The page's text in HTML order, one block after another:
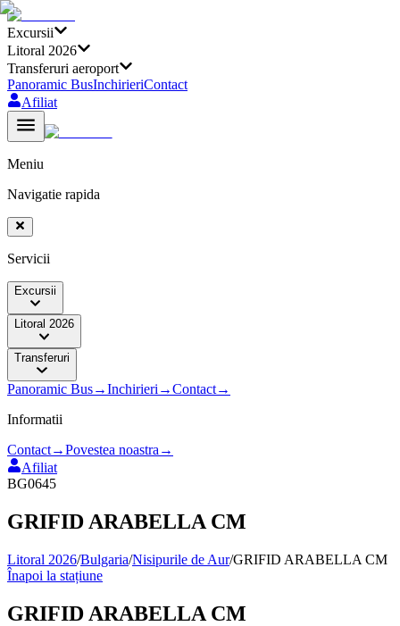
Excursii
Litoral 2026
Transferuri aeroport
Panoramic BusInchirieriContact
Afiliat
Meniu
Navigatie rapida
Servicii
Excursii
Litoral 2026
Transferuri
Panoramic Bus→Inchirieri →Contact→
Informatii
Contact→Povestea noastra →
Afiliat
BG0645
GRIFID ARABELLA CM
Litoral 2026/Bulgaria/Nisipurile de Aur/GRIFID ARABELLA CM
Înapoi la stațiune
GRIFID ARABELLA CM